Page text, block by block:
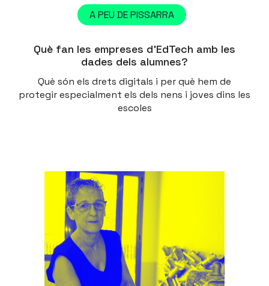
A PEU DE PISSARRA
Què fan les empreses d’EdTech amb les
dades dels alumnes?
Què són els drets digitals i per què hem de
protegir especialment els dels nens i joves dins les
escoles